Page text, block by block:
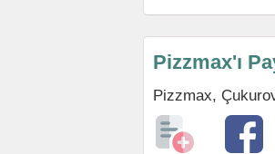
Pizzmax'ı
Pizzmax,